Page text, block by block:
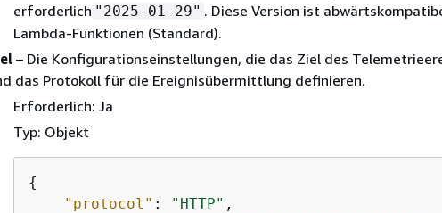
erforderlich "2025-01-29" . Diese Version ist
Lambda-Funktionen (Standard).
– Die Konfigurationseinstellungen, die das Ziel des
das Protokoll für die Ereignisübermittlung definieren.
Erforderlich: Ja
Typ: Objekt
{
"protocol" : "HTTP" ,